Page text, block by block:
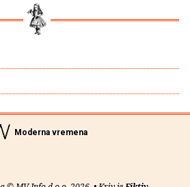
Moderna vremena